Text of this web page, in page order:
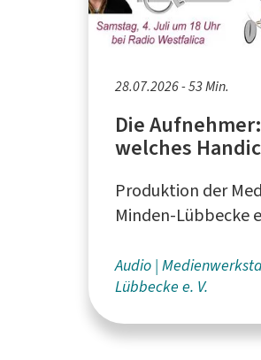
28.07.2026 - 53 Min.
Die
welches
Produktion der
Minden-Lübbecke
Audio
Lübbecke e. V.